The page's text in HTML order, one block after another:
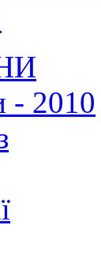
- 2010